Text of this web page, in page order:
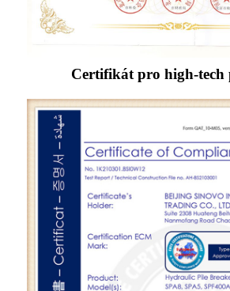
Certifikát pro high-tech